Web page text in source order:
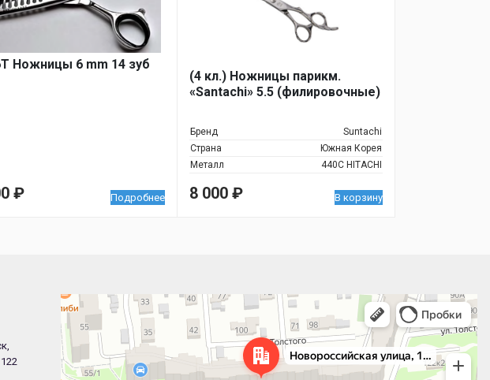
Ножницы 6 mm 14 зуб
₽ Подробнее
(4 кл.) Ножницы парикм.
«Santachi» 5.5 (филировочные)
Бренд
Suntachi
Страна
Южная Корея
Металл
440С HITACHI
8 000 ₽ В корзину
Челябинск
Новороссийская улица, 122 — Яндекс.Карты